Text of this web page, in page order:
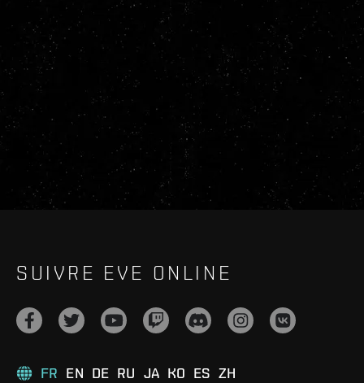
SUIVRE EVE ONLINE
FR EN DE RU JA KO ES ZH